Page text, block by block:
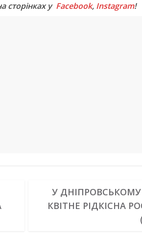
сторінках у Facebook, Instagram!
У
КВІТНЕ РІДКІСНА